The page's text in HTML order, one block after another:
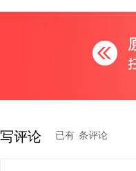
写评论 已有 条评论